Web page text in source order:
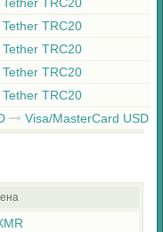
Tether TRC20
Tether TRC20
Tether TRC20
Tether TRC20
Visa/MasterCard USD